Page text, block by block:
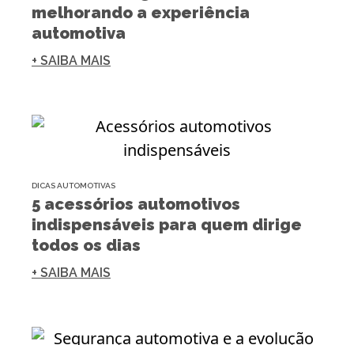
melhorando a experiência
automotiva
+ SAIBA MAIS
DICAS AUTOMOTIVAS
5 acessórios automotivos
indispensáveis para quem dirige
todos os dias
+ SAIBA MAIS